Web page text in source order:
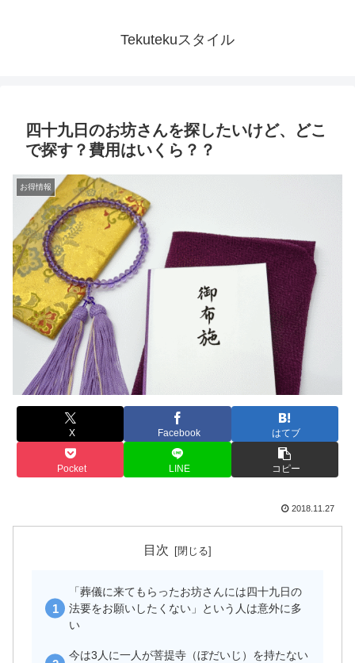
Tekutekuスタイル
四十九日のお坊さんを探したいけど、どこ
で探す？費用はいくら？？
お得情報
X Facebook はてブ
Pocket LINE コピー
2018.11.27
目次
「葬儀に来てもらったお坊さんには四十九日の
法要をお願いしたくない」という人は意外に多
い
今は3人に一人が菩提寺（ぼだいじ）を持たない